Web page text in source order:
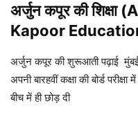
अर्जुन कपूर की शिक्षा
Kapoor
अर्जुन कपूर की शुरूआती पढ़ाई मुंबई
अपनी बारहवीं कक्षा की बोर्ड
बीच में ही छोड़ दी